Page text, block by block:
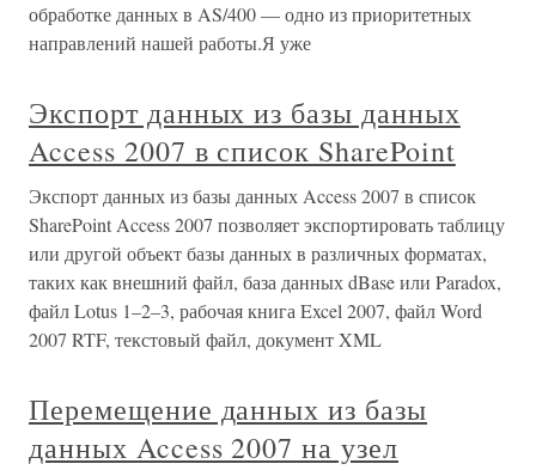
обработке данных в AS/400 — одно из приоритетных
направлений нашей работы.Я уже
Экспорт данных из базы данных
Access 2007 в список SharePoint
Экспорт данных из базы данных Access 2007 в список
SharePoint Access 2007 позволяет экспортировать таблицу
или другой объект базы данных в различных форматах,
таких как внешний файл, база данных dBase или Paradox,
файл Lotus 1–2–3, рабочая книга Excel 2007, файл Word
2007 RTF, текстовый файл, документ XML
Перемещение данных из базы
данных Access 2007 на узел